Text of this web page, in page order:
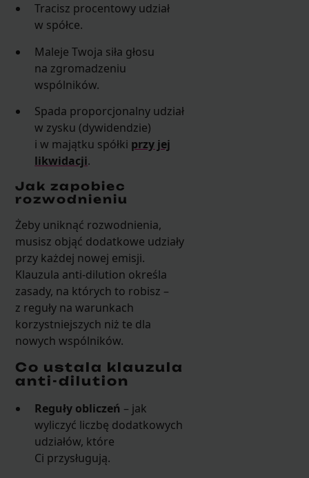
Tracisz procentowy udział
w spółce.
Maleje Twoja siła głosu
na zgromadzeniu
wspólników.
Spada proporcjonalny udział
w zysku (dywidendzie)
i w majątku spółki przy jej
likwidacji.
Jak zapobiec
rozwodnieniu
Żeby uniknąć rozwodnienia,
musisz objąć dodatkowe udziały
przy każdej nowej emisji.
Klauzula anti-dilution określa
zasady, na których to robisz –
z reguły na warunkach
korzystniejszych niż te dla
nowych wspólników.
Co ustala klauzula
anti-dilution
Reguły obliczeń – jak
wyliczyć liczbę dodatkowych
udziałów, które
Ci przysługują.